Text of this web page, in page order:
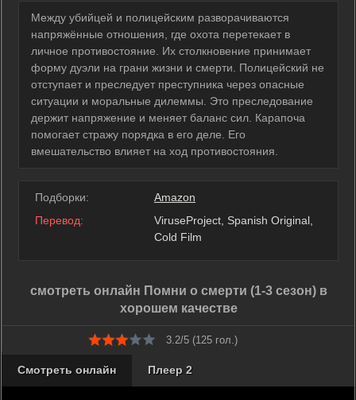
Между убийцей и полицейским разворачиваются
напряжённые отношения, где охота перетекает в
личное противостояние. Их столкновение принимает
форму дуэли на грани жизни и смерти. Полицейский не
отступает и преследует преступника через опасные
ситуации и моральные дилеммы. Это преследование
держит напряжение и меняет баланс сил. Карaпoча
помогает стражу порядка в его деле. Его
вмешательство влияет на ход противостояния.
Подборки:
Amazon
Перевод:
ViruseProject, Spanish Original,
Cold Film
смотреть онлайн Помни о смерти (1-3 сезон) в
хорошем качестве
3.2/5 (125гол.)
Смотреть онлайн Плеер 2